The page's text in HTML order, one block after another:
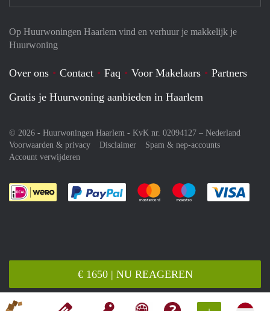
€ 1650 | NU REAGEREN
Op Huurwoningen Haarlem vind en verhuur je makkelijk je
Huurwoning
Over ons Contact Faq Voor Makelaars
Partners
Gratis je Huurwoning aanbieden in Haarlem
© 2026 - Huurwoningen Haarlem - KvK nr. 02094127 – Nederland
Voorwaarden & privacy
Disclaimer
Spam & nep-accounts
Account verwijderen
Je rekent gemakkelijk af met Paypal
Je rekent gemakkelijk af met
Je rekent